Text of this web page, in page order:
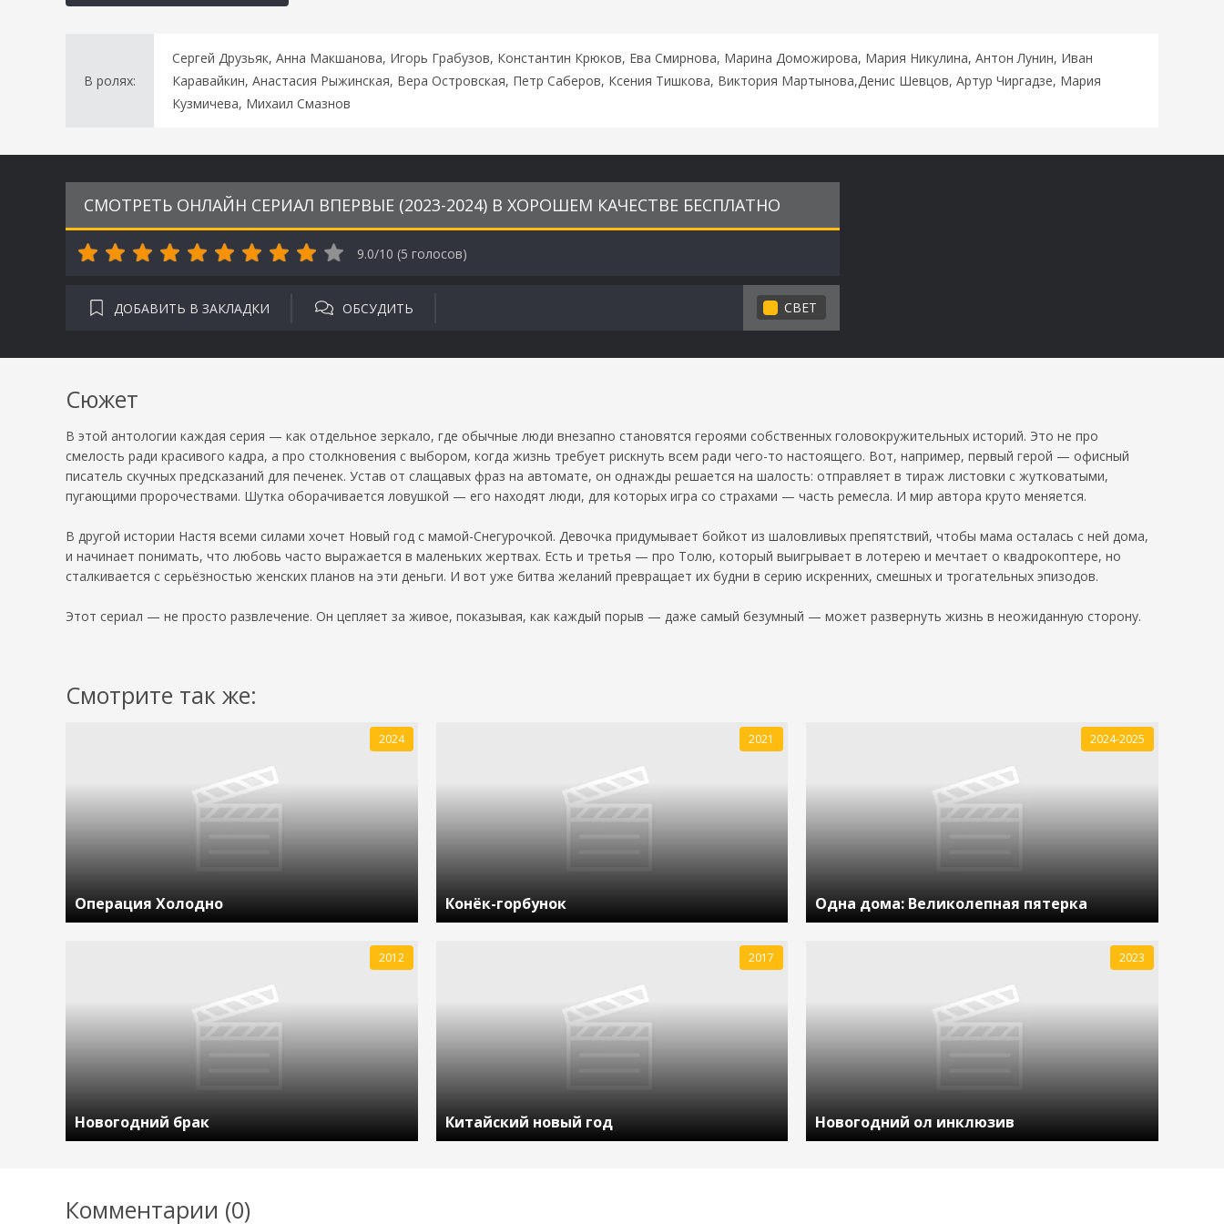
В ролях:
Сергей Друзьяк, Анна Макшанова, Игорь Грабузов, Константин Крюков, Ева Смирнова, Марина Доможирова, Мария Никулина, Антон Лунин, Иван
Каравайкин, Анастасия Рыжинская, Вера Островская, Петр Саберов, Ксения Тишкова, Виктория Мартынова,Денис Шевцов, Артур Чиргадзе, Мария
Кузмичева, Михаил Смазнов
СМОТРЕТЬ ОНЛАЙН СЕРИАЛ ВПЕРВЫЕ (2023-2024) В ХОРОШЕМ КАЧЕСТВЕ БЕСПЛАТНО
9.0/10 (5 голосов)
ДОБАВИТЬ В ЗАКЛАДКИ ОБСУДИТЬ СВЕТ
Сюжет
В этой антологии каждая серия — как отдельное зеркало, где обычные люди внезапно становятся героями собственных головокружительных историй. Это не про
смелость ради красивого кадра, а про столкновения с выбором, когда жизнь требует рискнуть всем ради чего-то настоящего. Вот, например, первый герой — офисный
писатель скучных предсказаний для печенек. Устав от слащавых фраз на автомате, он однажды решается на шалость: отправляет в тираж листовки с жутковатыми,
пугающими пророчествами. Шутка оборачивается ловушкой — его находят люди, для которых игра со страхами — часть ремесла. И мир автора круто меняется.
В другой истории Настя всеми силами хочет Новый год с мамой-Снегурочкой. Девочка придумывает бойкот из шаловливых препятствий, чтобы мама осталась с ней дома,
и начинает понимать, что любовь часто выражается в маленьких жертвах. Есть и третья — про Толю, который выигрывает в лотерею и мечтает о квадрокоптере, но
сталкивается с серьёзностью женских планов на эти деньги. И вот уже битва желаний превращает их будни в серию искренних, смешных и трогательных эпизодов.
Этот сериал — не просто развлечение. Он цепляет за живое, показывая, как каждый порыв — даже самый безумный — может развернуть жизнь в неожиданную сторону.
Смотрите так же:
Операция Холодно
2024
Конёк-горбунок
2021
Одна дома: Великолепная пятерка
2024-2025
Новогодний брак
2012
Китайский новый год
2017
Новогодний ол инклюзив
2023
Комментарии (0)